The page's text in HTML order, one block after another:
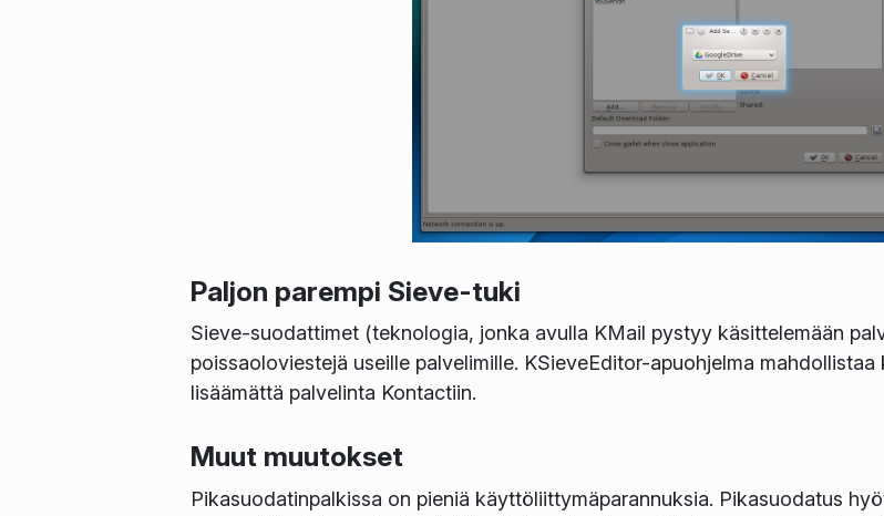
Paljon parempi Sieve-tuki
Sieve-suodattimet (teknologia, jonka avulla KMail pystyy käsittelemään
poissaoloviestejä useille palvelimille. KSieveEditor-apuohjelma
lisäämättä palvelinta Kontactiin.
Muut muutokset
Pikasuodatinpalkissa on pieniä käyttöliittymäparannuksia. Pikasuodatus